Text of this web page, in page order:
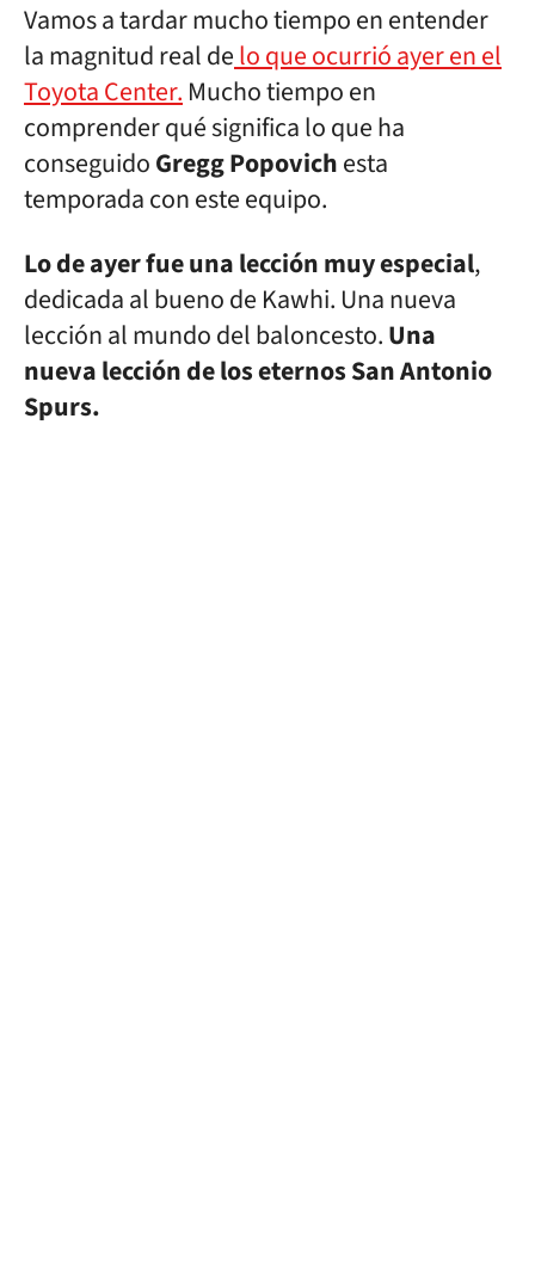
Vamos a tardar mucho tiempo en entender
la magnitud real delo que ocurrió ayer en el
Toyota Center. Mucho tiempo en
comprender qué significa lo que ha
conseguidoGregg Popovichesta
temporada con este equipo.
Lo de ayer fue una lección muy especial,
dedicada al bueno de Kawhi. Una nueva
lección al mundo del baloncesto.Una
nueva lección de los eternos San Antonio
Spurs.